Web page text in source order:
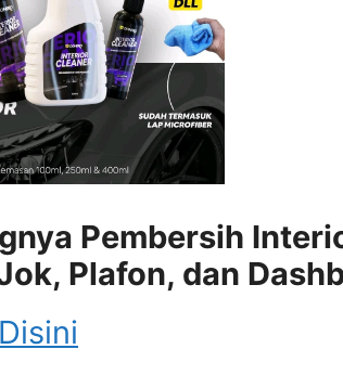
Pembersih
Plafon, dan